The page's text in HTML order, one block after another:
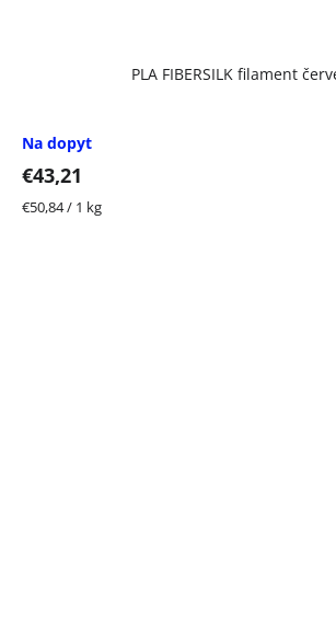
PLA FIBERSILK filament
Na dopyt
€43,21
Jednotková
€50,84 / 1 kg